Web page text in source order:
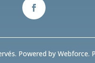
Powered by Webforce.